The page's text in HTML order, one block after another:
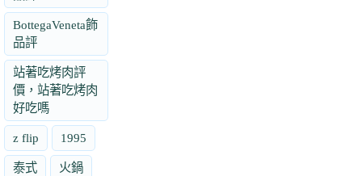
BottegaVeneta飾
品評
站著吃烤肉評
價，站著吃烤肉
好吃嗎
z flip 1995
泰式 火鍋